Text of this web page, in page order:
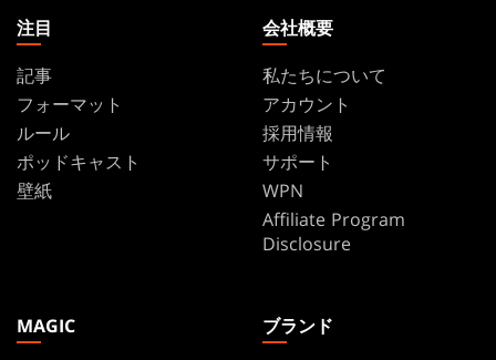
注目
記事
フォーマット
ルール
ポッドキャスト
壁紙
会社概要
私たちについて
アカウント
採用情報
サポート
WPN
Affiliate Program
Disclosure
MAGIC
ブランド